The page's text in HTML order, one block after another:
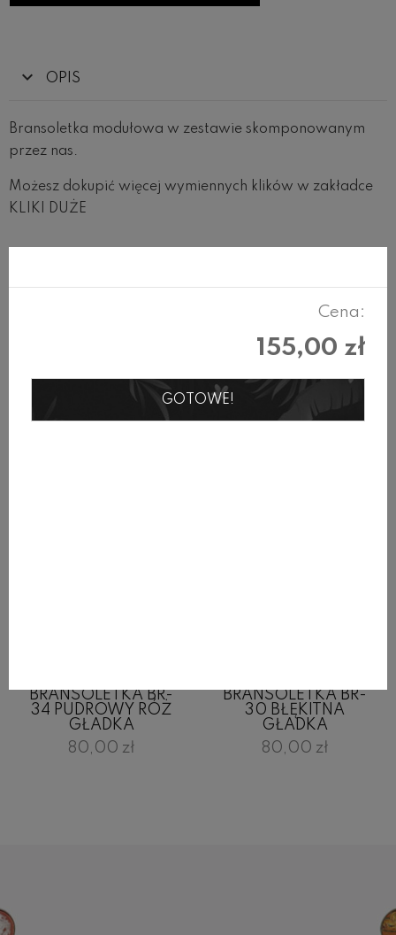
Cena:
155,00 zł
GOTOWE!
OPIS
Bransoletka modułowa w zestawie skomponowanym
przez nas.
Możesz dokupić więcej wymiennych klików w zakładce
KLIKI DUŻE
Produkty w tej samej kategorii
BRANSOLETKA BR-
34 PUDROWY RÓŻ
GŁADKA
80,00 zł
BRANSOLETKA BR-
30 BŁĘKITNA
GŁADKA
80,00 zł